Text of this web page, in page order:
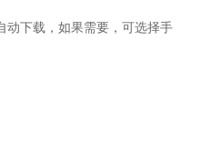
动下载，如果需要，可选择手